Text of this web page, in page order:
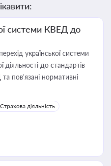
системи КВЕД до
української системи
діяльності до стандартів
пов'язані нормативні
Страхова діяльність